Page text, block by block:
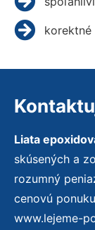
korektné
Liata
skúsených a
rozumný
cenovú
www.lejeme-